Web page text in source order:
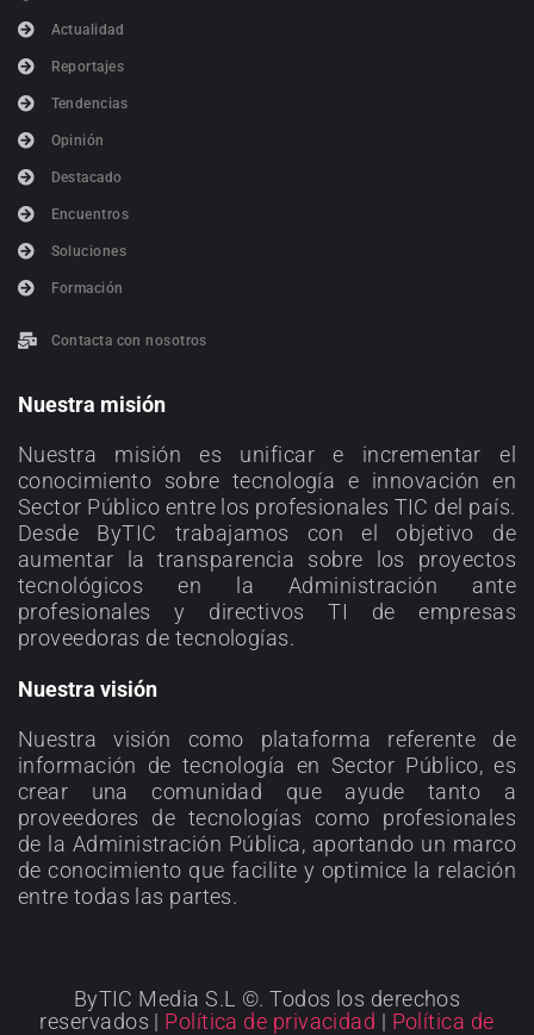
Actualidad
Reportajes
Tendencias
Opinión
Destacado
Encuentros
Soluciones
Formación
Contacta con nosotros
Nuestra misión
Nuestra misión es unificar e incrementar el
conocimiento sobre tecnología e innovación en
Sector Público entre los profesionales TIC del país.
Desde ByTIC trabajamos con el objetivo de
aumentar la transparencia sobre los proyectos
tecnológicos en la Administración ante
profesionales y directivos TI de empresas
proveedoras de tecnologías.
Nuestra visión
Nuestra visión como plataforma referente de
información de tecnología en Sector Público, es
crear una comunidad que ayude tanto a
proveedores de tecnologías como profesionales
de la Administración Pública, aportando un marco
de conocimiento que facilite y optimice la relación
entre todas las partes.
ByTIC Media S.L ©. Todos los derechos
reservados | Política de privacidad | Política de